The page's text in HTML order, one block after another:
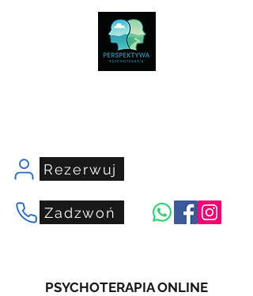
Rezerwuj
Zadzwoń
PSYCHOTERAPIA ONLINE